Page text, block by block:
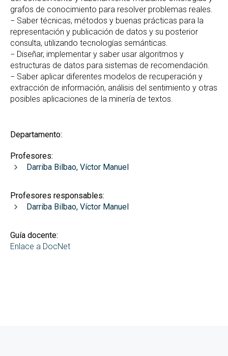
grafos de conocimiento para resolver problemas reales.
− Saber técnicas, métodos y buenas prácticas para la
representación y publicación de datos y su posterior
consulta, utilizando tecnologías semánticas.
− Diseñar, implementar y saber usar algoritmos y
estructuras de datos para sistemas de recomendación.
− Saber aplicar diferentes modelos de recuperación y
extracción de información, análisis del sentimiento y otras
posibles aplicaciones de la minería de textos.
Departamento:
Profesores:
Darriba Bilbao, Víctor Manuel
Profesores responsables:
Darriba Bilbao, Víctor Manuel
Guía docente:
Enlace a DocNet